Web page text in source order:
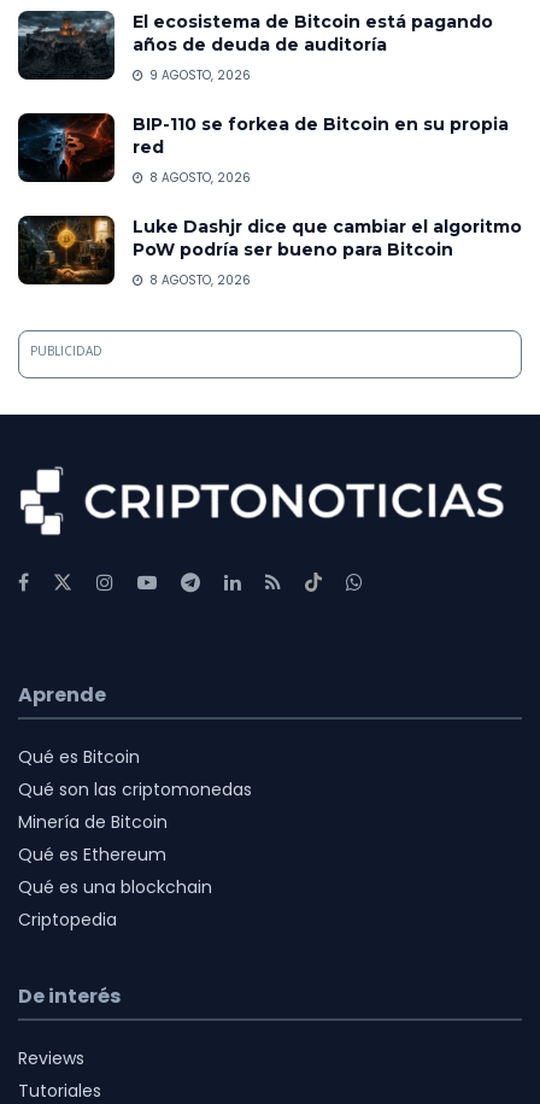
El ecosistema de Bitcoin está pagando
años de deuda de auditoría
9 AGOSTO, 2026
BIP-110 se forkea de Bitcoin en su propia
red
8 AGOSTO, 2026
Luke Dashjr dice que cambiar el algoritmo
PoW podría ser bueno para Bitcoin
8 AGOSTO, 2026
PUBLICIDAD
Aprende
Qué es Bitcoin
Qué son las criptomonedas
Minería de Bitcoin
Qué es Ethereum
Qué es una blockchain
Criptopedia
De interés
Reviews
Tutoriales